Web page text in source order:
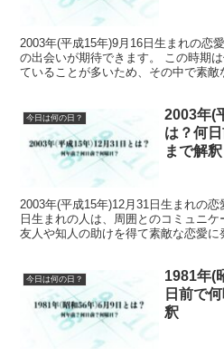
2003年(平成15年)9月16日生まれの恋
の出会いが期待できます。 この時期
ていることが多いため、その中で素敵
今日は何の日？
2003年(
は？何
まで解釈
2003年(平成15年)12月31日生まれの
日生まれの人は、周囲とのコミュニケ
友人や知人の助けを得て素敵な恋愛に
今日は何の日？
1981年(
日前で
釈